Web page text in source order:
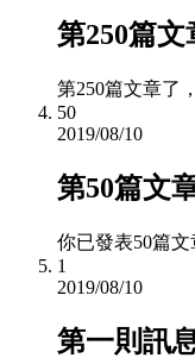
第250篇文
第250篇文章了
50
2019/08/10
第50篇文
你已發表50篇
1
2019/08/10
第一則訊